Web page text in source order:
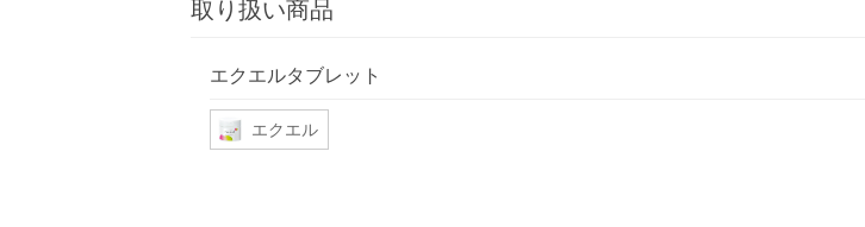
取り扱い商品
エクエルタブレット
エクエル